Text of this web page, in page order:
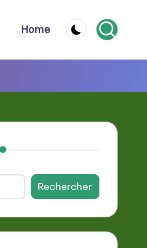
Home
Rechercher